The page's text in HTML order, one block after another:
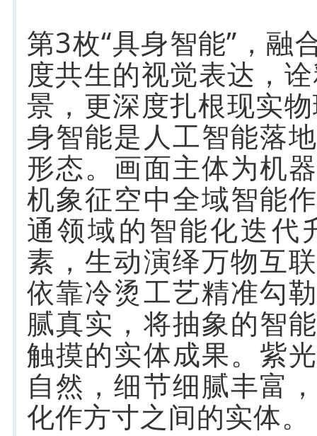
第3枚“具身智能”，融
度共生的视觉表达，
景，更深度扎根现实
身智能是人工智能落
形态。画面主体为机
机象征空中全域智能
通领域的智能化迭代
素，生动演绎万物互
依靠冷烫工艺精准勾
腻真实，将抽象的智
触摸的实体成果。紫
自然，细节细腻丰富
化作方寸之间的实体。